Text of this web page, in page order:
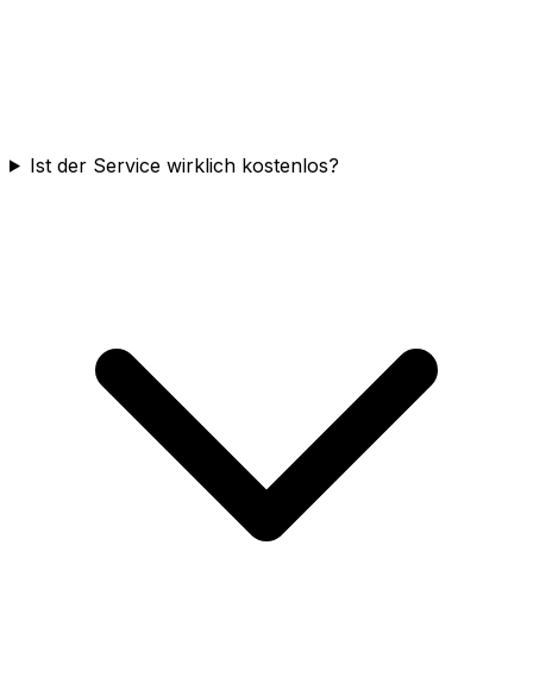
Ist der Service wirklich kostenlos?